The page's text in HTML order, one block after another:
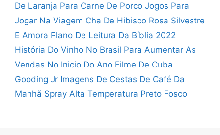
De Laranja Para Carne De Porco Jogos Para
Jogar Na Viagem Cha De Hibisco Rosa Silvestre
E Amora Plano De Leitura Da Bíblia 2022
História Do Vinho No Brasil Para Aumentar As
Vendas No Inicio Do Ano Filme De Cuba
Gooding Jr Imagens De Cestas De Café Da
Manhã Spray Alta Temperatura Preto Fosco